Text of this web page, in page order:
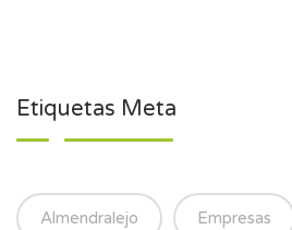
Etiquetas Meta
Almendralejo Empresas